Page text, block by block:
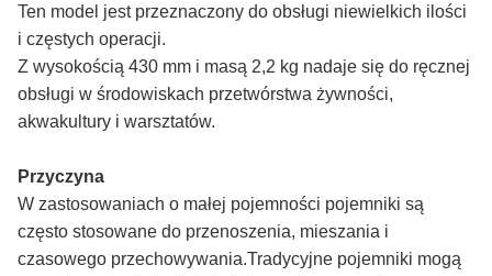
Ten model jest przeznaczony do obsługi niewielkich ilości
i częstych operacji.
Z wysokością 430 mm i masą 2,2 kg nadaje się do ręcznej
obsługi w środowiskach przetwórstwa żywności,
akwakultury i warsztatów.
Przyczyna
W zastosowaniach o małej pojemności pojemniki są
często stosowane do przenoszenia, mieszania i
czasowego przechowywania.Tradycyjne pojemniki mogą